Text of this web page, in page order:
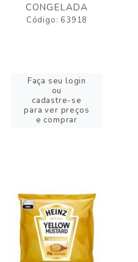
CONGELADA
Código: 63918
Faça seu login
ou
cadastre-se
para ver preços
e comprar